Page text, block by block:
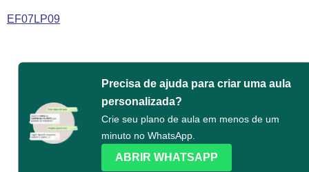
EF07LP09
Precisa de ajuda para criar uma aula
personalizada?
Crie seu plano de aula em menos de um
minuto no WhatsApp.
ABRIR WHATSAPP